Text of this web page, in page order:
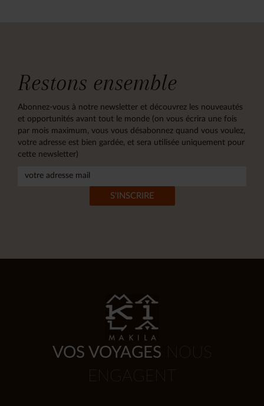
Restons ensemble
Abonnez-vous à notre newsletter et découvrez les nouveautés
et opportunités avant tout le monde (on vous écrira une fois
par mois maximum, vous vous désabonnez quand vous voulez,
votre adresse est bien gardée, et sera utilisée uniquement pour
cette newsletter)
VOS VOYAGES NOUS
ENGAGENT